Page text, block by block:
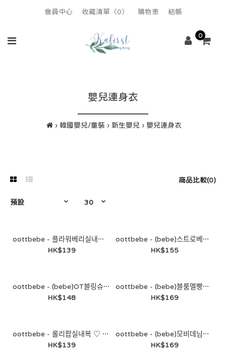
會員中心 收藏清單（0） 購物車 結帳
0
嬰兒連身衣
韓國嬰兒/童裝 新生嬰兒 嬰兒連身衣
商品比較(0)
oottbebe - 플라워베리실내복 ♡ Flowerberry 嬰兒連身衣
HK$139
oottbebe - (bebe)스트로베리슈트 ♡ Strawberry 嬰兒連身衣
HK$155
oottbebe - (bebe)OT블링슈트 ♡ Bling Bling 嬰兒連身衣
HK$148
oottbebe - (bebe)블룸멜빵슈트 ♡ Bloom 嬰兒連身衣
HK$169
oottbebe - 롤리팝실내복 ♡ Lollipop 童裝連身衣
HK$139
oottbebe - (bebe)모비데님멜빵슈트 ♡ Denim 嬰兒連身衣
HK$169